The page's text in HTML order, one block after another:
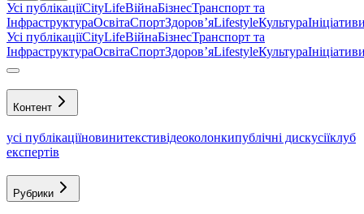
Усі публікаціїCityLifeВійнаБізнесТранспорт та
ІнфраструктураОсвітаСпортЗдоровʼяLifestyleКультура
Усі публікаціїCityLifeВійнаБізнесТранспорт та
ІнфраструктураОсвітаСпортЗдоровʼяLifestyleКультура
Контент
усі публікаціїновинитекстивідеоколонкипублічні дискусіїклуб
експертів
Рубрики